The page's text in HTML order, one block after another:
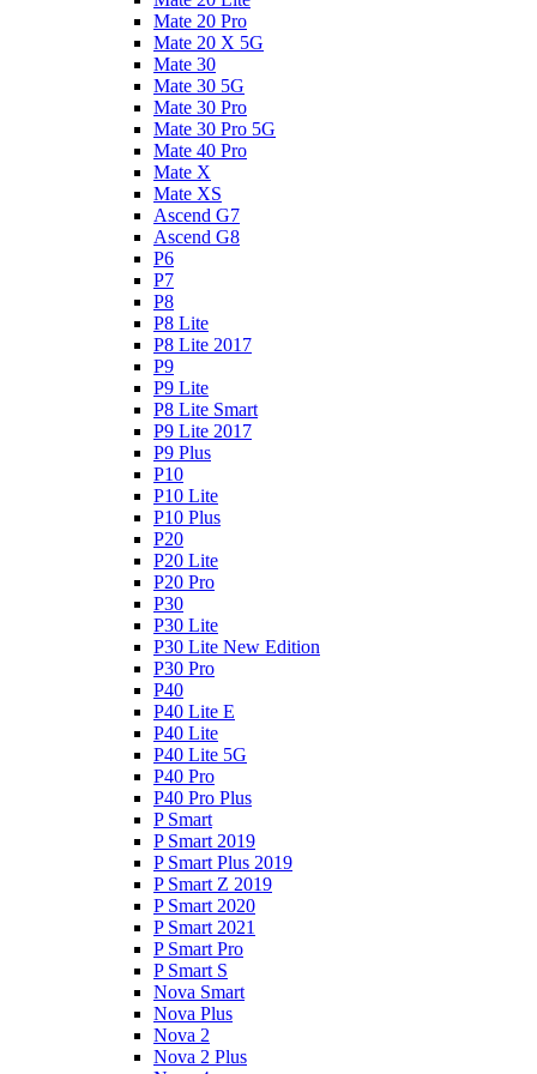
Mate 20 Pro
Mate 20 X 5G
Mate 30
Mate 30 5G
Mate 30 Pro
Mate 30 Pro 5G
Mate 40 Pro
Mate X
Mate XS
Ascend G7
Ascend G8
P6
P7
P8
P8 Lite
P8 Lite 2017
P9
P9 Lite
P8 Lite Smart
P9 Lite 2017
P9 Plus
P10
P10 Lite
P10 Plus
P20
P20 Lite
P20 Pro
P30
P30 Lite
P30 Lite New Edition
P30 Pro
P40
P40 Lite E
P40 Lite
P40 Lite 5G
P40 Pro
P40 Pro Plus
P Smart
P Smart 2019
P Smart Plus 2019
P Smart Z 2019
P Smart 2020
P Smart 2021
P Smart Pro
P Smart S
Nova Smart
Nova Plus
Nova 2
Nova 2 Plus